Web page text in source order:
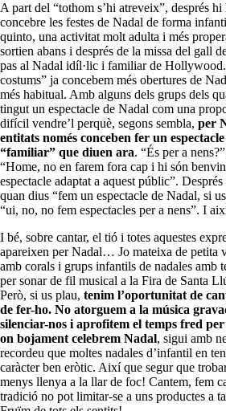
A part del “tothom s’hi atreveix”, després
concebre les festes de Nadal de forma
quinto, una activitat molt adulta i més
sortien abans i després de la missa del gall
pas al Nadal idíl·lic i familiar de
costums” ja concebem més obertures de
més habitual. Amb alguns dels grups dels
tingut un espectacle de Nadal com una
difícil vendre’l perquè, segons sembla, per
entitats només conceben fer un
“familiar” que diuen ara. “És per a
“Home, no en farem fora cap i hi són
espectacle adaptat a aquest públic”.
quan dius “fem un espectacle de Nadal, si
“ui, no, no fem espectacles per a nens”. I
I bé, sobre cantar, el tió i totes aquestes
apareixen per Nadal… Jo mateixa de petita
amb corals i grups infantils de nadales amb
per sonar de fil musical a la Fira de Santa
Però, si us plau, tenim l’oportunitat de
de fer-ho. No atorguem a la música
silenciar-nos i aprofitem el temps fred
on bojament celebrem Nadal, sigui amb
recordeu que moltes nadales d’infantil en
caràcter ben eròtic. Així que segur que
menys llenya a la llar de foc! Cantem, fem
tradició no pot limitar-se a uns productes a